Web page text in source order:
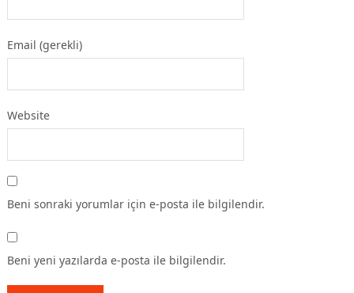
Email (gerekli)
Website
Beni sonraki yorumlar için e-posta ile bilgilendir.
Beni yeni yazılarda e-posta ile bilgilendir.